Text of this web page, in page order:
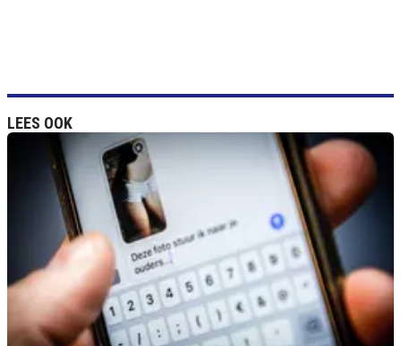
LEES OOK